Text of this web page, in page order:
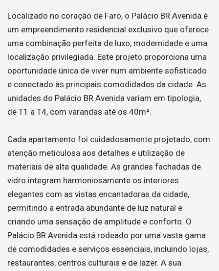
Localizado no coração de Faro, o Palácio BR Avenida é
um empreendimento residencial exclusivo que oferece
uma combinação perfeita de luxo, modernidade e uma
localização privilegiada. Este projeto proporciona uma
oportunidade única de viver num ambiente sofisticado
e conectado às principais comodidades da cidade. As
unidades do Palácio BR Avenida variam em tipologia,
de T1 a T4, com varandas até os 40m².
Cada apartamento foi cuidadosamente projetado, com
atenção meticulosa aos detalhes e utilização de
materiais de alta qualidade. As grandes fachadas de
vidro integram harmoniosamente os interiores
elegantes com as vistas encantadoras da cidade,
permitindo a entrada abundante de luz natural e
criando uma sensação de amplitude e conforto. O
Palácio BR Avenida está rodeado por uma vasta gama
de comodidades e serviços essenciais, incluindo lojas,
restaurantes, centros culturais e de lazer. A sua